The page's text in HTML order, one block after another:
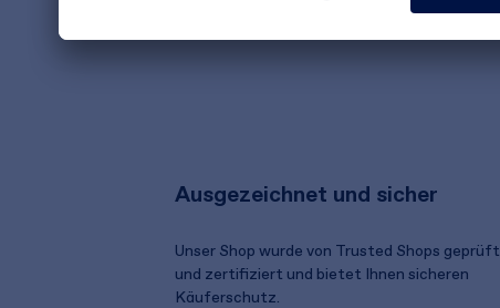
Ausgezeichnet und sicher
Unser Shop wurde von Trusted Shops geprüft
und zertifiziert und bietet Ihnen sicheren
Käuferschutz.